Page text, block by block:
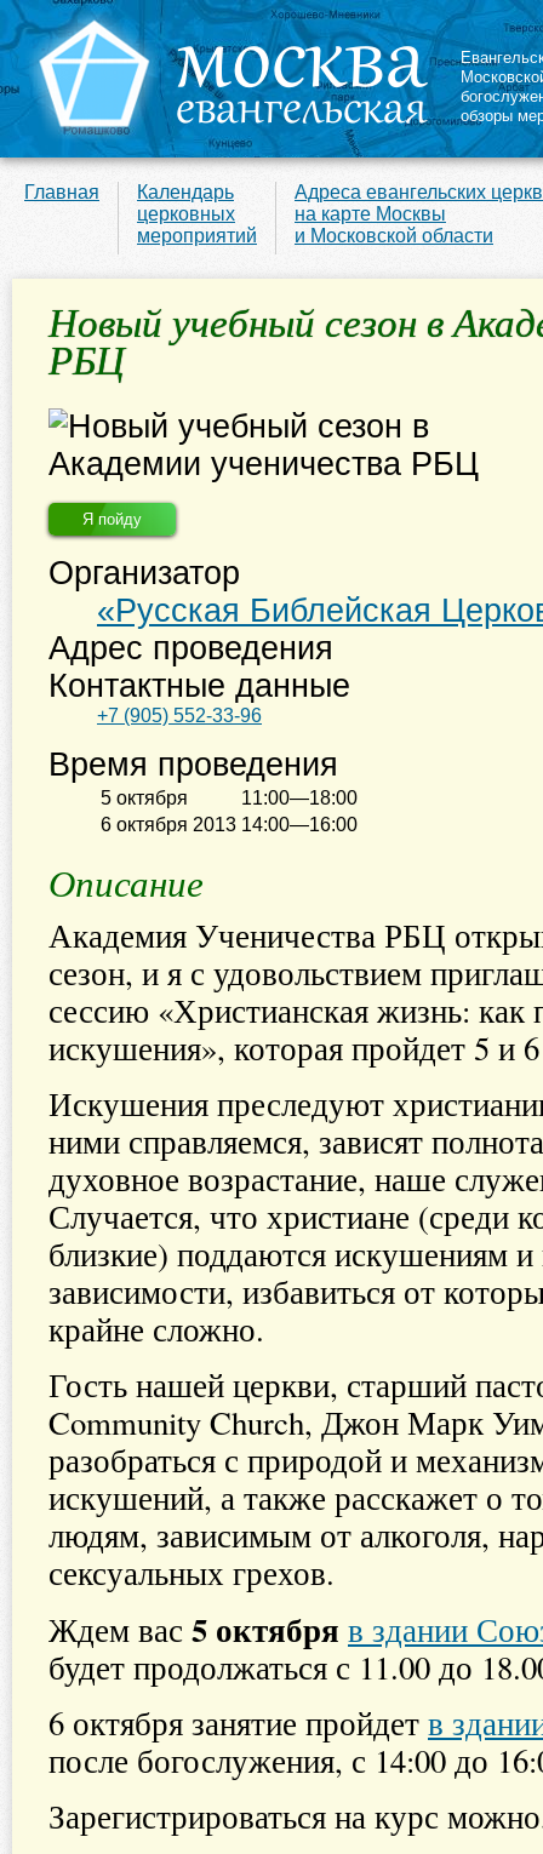
обзоры
Главная
Календарь
церковных
мероприятий
Адреса евангельских
на карте Москвы
и Московской области
Новый учебный сезон в
РБЦ
Я пойду
Организатор
«Русская Библейская
Адрес проведения
Контактные данные
+7 (905) 552-33-96
Время проведения
5 октября
11:00—18:00
6 октября 2013 14:00—16:00
Описание
Академия Ученичества РБЦ
сезон, и я с удовольствием
сессию «Христианская жизнь: как
искушения», которая пройдет 5 и
Искушения преследуют
ними справляемся, зависят
духовное возрастание, наше
Случается, что христиане (среди
близкие) поддаются искушениям
зависимости, избавиться от
крайне сложно.
Гость нашей церкви, старший
Community Church, Джон Марк
разобраться с природой и
искушений, а также расскажет о
людям, зависимым от алкоголя,
сексуальных грехов.
Ждем вас5 октября в здании
будет продолжаться с 11.00 до
6 октября занятие пройдетв
после богослужения, с 14:00 до
Зарегистрироваться на курс